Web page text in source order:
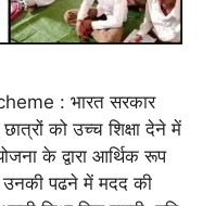
: भारत सरकार
को उच्च शिक्षा देने में
के द्वारा आर्थिक रूप
उनकी पढने में मदद की